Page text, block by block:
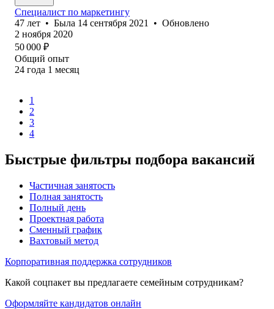
Специалист по маркетингу
47 лет • Была 14 сентября 2021 • Обновлено
2 ноября 2020
50 000 ₽
Общий опыт
24 года 1 месяц
1
2
3
4
Быстрые фильтры подбора вакансий
Частичная занятость
Полная занятость
Полный день
Проектная работа
Сменный график
Вахтовый метод
Корпоративная поддержка сотрудников
Какой соцпакет вы предлагаете семейным сотрудникам?
Оформляйте кандидатов онлайн